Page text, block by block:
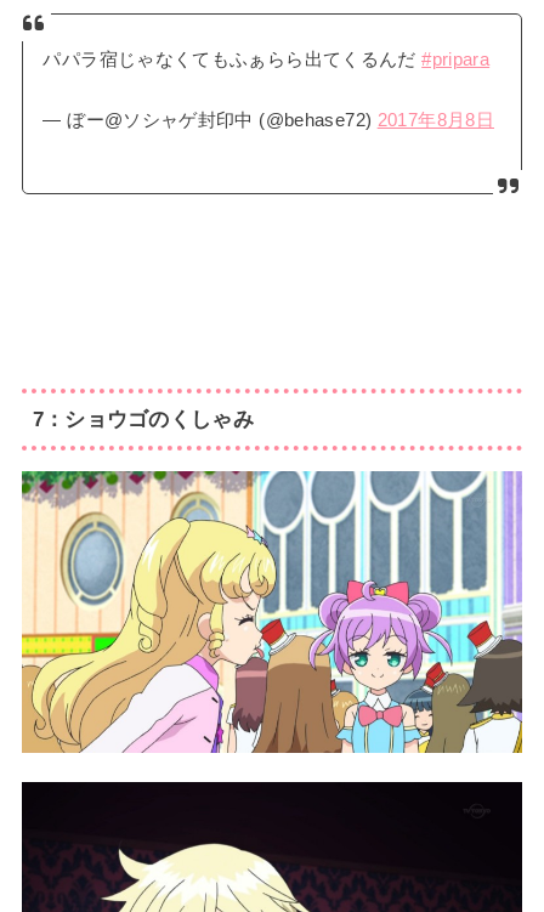
パパラ宿じゃなくてもふぁらら出てくるんだ#pripara
— ぼー@ソシャゲ封印中 (@behase72) 2017年8月8日
7：ショウゴのくしゃみ